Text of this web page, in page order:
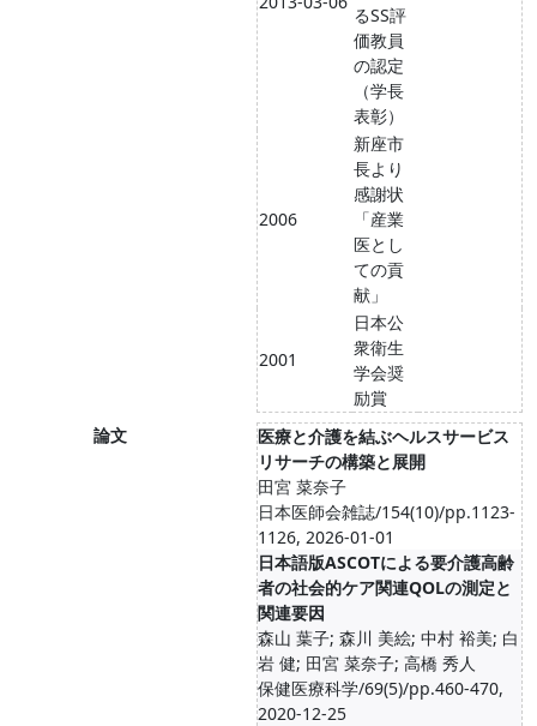
るSS評
価教員
の認定
（学長
表彰）
2006
新座市
長より
感謝状
「産業
医とし
ての貢
献」
2001
日本公
衆衛生
学会奨
励賞
論文
医療と介護を結ぶヘルスサービス
リサーチの構築と展開
田宮 菜奈子
日本医師会雑誌/154(10)/pp.1123-
1126, 2026-01-01
日本語版ASCOTによる要介護高齢
者の社会的ケア関連QOLの測定と
関連要因
森山 葉子; 森川 美絵; 中村 裕美; 白
岩 健; 田宮 菜奈子; 高橋 秀人
保健医療科学/69(5)/pp.460-470,
2020-12-25